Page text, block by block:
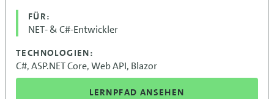
FÜR:
NET- & C#-Entwickler
TECHNOLOGIEN:
C#, ASP.NET Core, Web API, Blazor
LERNPFAD ANSEHEN